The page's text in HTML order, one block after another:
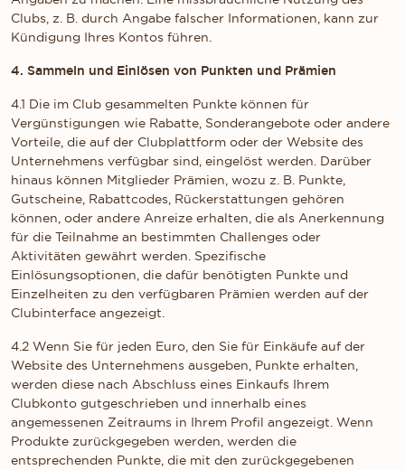
Clubs, z. B. durch Angabe falscher Informationen, kann zur
Kündigung Ihres Kontos führen.
4. Sammeln und Einlösen von Punkten und Prämien
4.1 Die im Club gesammelten Punkte können für
Vergünstigungen wie Rabatte, Sonderangebote oder andere
Vorteile, die auf der Clubplattform oder der Website des
Unternehmens verfügbar sind, eingelöst werden. Darüber
hinaus können Mitglieder Prämien, wozu z. B. Punkte,
Gutscheine, Rabattcodes, Rückerstattungen gehören
können, oder andere Anreize erhalten, die als Anerkennung
für die Teilnahme an bestimmten Challenges oder
Aktivitäten gewährt werden. Spezifische
Einlösungsoptionen, die dafür benötigten Punkte und
Einzelheiten zu den verfügbaren Prämien werden auf der
Clubinterface angezeigt.
4.2 Wenn Sie für jeden Euro, den Sie für Einkäufe auf der
Website des Unternehmens ausgeben, Punkte erhalten,
werden diese nach Abschluss eines Einkaufs Ihrem
Clubkonto gutgeschrieben und innerhalb eines
angemessenen Zeitraums in Ihrem Profil angezeigt. Wenn
Produkte zurückgegeben werden, werden die
entsprechenden Punkte, die mit den zurückgegebenen